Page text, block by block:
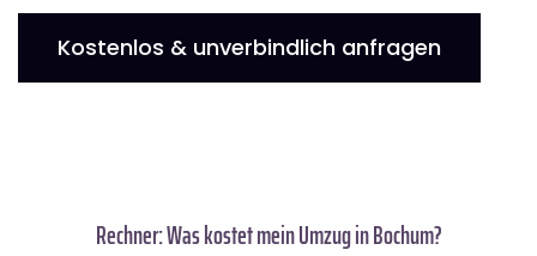
Kostenlos & unverbindlich anfragen
Rechner: Was kostet mein Umzug in Bochum?